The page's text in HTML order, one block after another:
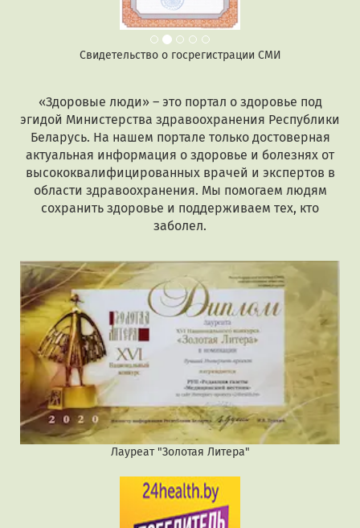
Свидетельство о госрегистрации СМИ
«Здоровые люди» – это портал о здоровье под
эгидой Министерства здравоохранения Республики
Беларусь. На нашем портале только достоверная
актуальная информация о здоровье и болезнях от
высококвалифицированных врачей и экспертов в
области здравоохранения. Мы помогаем людям
сохранить здоровье и поддерживаем тех, кто
заболел.
Лауреат "Золотая Литера"